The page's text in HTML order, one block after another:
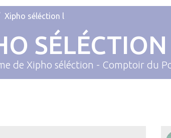
Xipho séléction l
de Xipho séléction - Comptoir du